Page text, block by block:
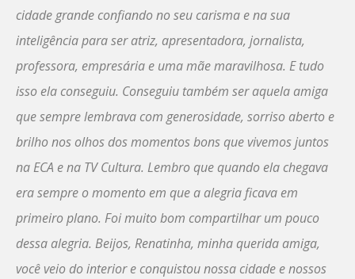
cidade grande confiando no seu carisma e na sua
inteligência para ser atriz, apresentadora, jornalista,
professora, empresária e uma mãe maravilhosa. E tudo
isso ela conseguiu. Conseguiu também ser aquela amiga
que sempre lembrava com generosidade, sorriso aberto e
brilho nos olhos dos momentos bons que vivemos juntos
na ECA e na TV Cultura. Lembro que quando ela chegava
era sempre o momento em que a alegria ficava em
primeiro plano. Foi muito bom compartilhar um pouco
dessa alegria. Beijos, Renatinha, minha querida amiga,
você veio do interior e conquistou nossa cidade e nossos